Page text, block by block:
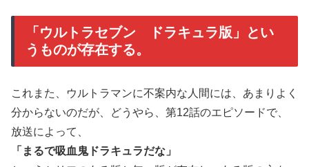
「ウルトラセブン ドラキュラ版」とい
うものが存在する。
これまた、ウルトラマンに不案内な人間には、あまりよく
分からないのだが、どうやら、第12話のエピソードで、
放送によって、
「まるで吸血鬼ドラキュラだな」